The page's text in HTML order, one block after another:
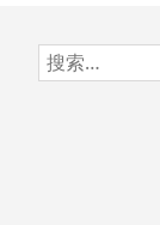
跳
至
搜
索：